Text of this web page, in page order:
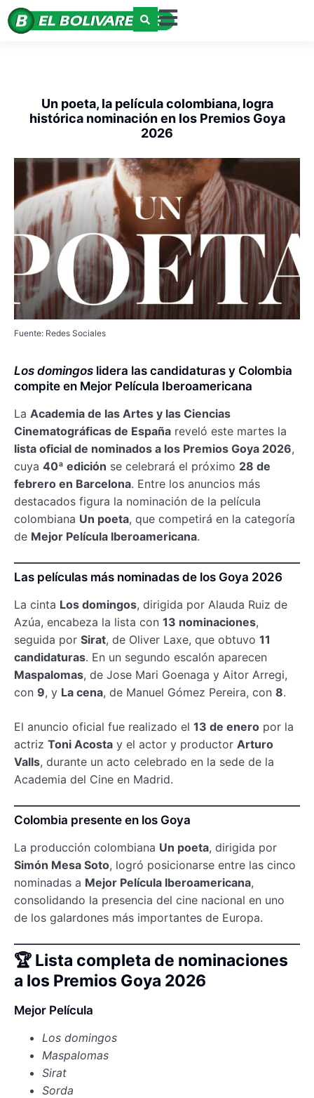
Un poeta, la película colombiana, logra
histórica nominación en los Premios Goya
2026
Fuente: Redes Sociales
Los domingos lidera las candidaturas y Colombia
compite en Mejor Película Iberoamericana
La Academia de las Artes y las Ciencias
Cinematográficas de España reveló este martes la
lista oficial de nominados a los Premios Goya 2026,
cuya 40ª edición se celebrará el próximo 28 de
febrero en Barcelona. Entre los anuncios más
destacados figura la nominación de la película
colombiana Un poeta, que competirá en la categoría
de Mejor Película Iberoamericana.
Las películas más nominadas de los Goya 2026
La cinta Los domingos, dirigida por Alauda Ruiz de
Azúa, encabeza la lista con 13 nominaciones,
seguida por Sirat, de Oliver Laxe, que obtuvo 11
candidaturas. En un segundo escalón aparecen
Maspalomas, de Jose Mari Goenaga y Aitor Arregi,
con 9, y La cena, de Manuel Gómez Pereira, con 8.
El anuncio oficial fue realizado el 13 de enero por la
actriz Toni Acosta y el actor y productor Arturo
Valls, durante un acto celebrado en la sede de la
Academia del Cine en Madrid.
Colombia presente en los Goya
La producción colombiana Un poeta, dirigida por
Simón Mesa Soto, logró posicionarse entre las cinco
nominadas a Mejor Película Iberoamericana,
consolidando la presencia del cine nacional en uno
de los galardones más importantes de Europa.
🏆 Lista completa de nominaciones
a los Premios Goya 2026
Mejor Película
Los domingos
Maspalomas
Sirat
Sorda